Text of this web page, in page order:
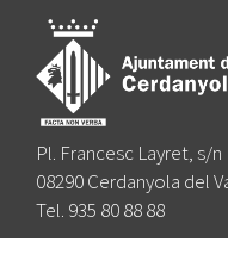
Pl. Francesc Layret, s/n
08290 Cerdanyola del
Tel. 935 80 88 88